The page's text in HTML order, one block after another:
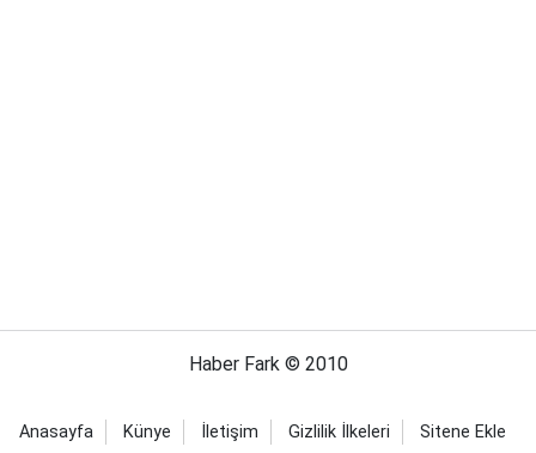
Haber Fark © 2010
Anasayfa Künye İletişim Gizlilik İlkeleri Sitene Ekle